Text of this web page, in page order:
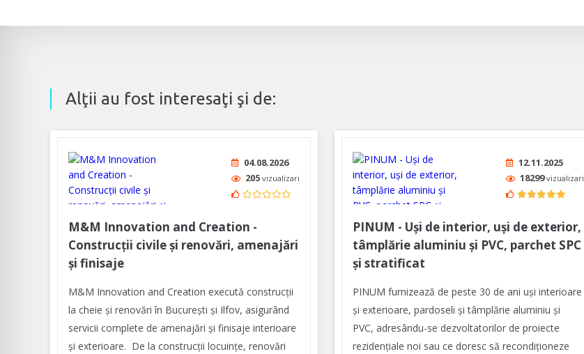
Alţii au fost interesaţi şi de:
04.08.2026
205 vizualizari
M&M Innovation and Creation -
Construcții civile și renovări, amenajări
și finisaje
M&M Innovation and Creation execută construcții
la cheie și renovări în București și Ilfov, asigurând
servicii complete de amenajări și finisaje interioare
și exterioare. De la construcții locuințe, renovări
12.11.2025
18299vizualizari
PINUM - Uși de interior, uși de exterior,
tâmplărie aluminiu şi PVC, parchet SPC
și stratificat
PINUM furnizează de peste 30 de ani uși interioare
şi exterioare, pardoseli şi tâmplărie aluminiu şi
PVC, adresându-se dezvoltatorilor de proiecte
rezidențiale noi sau ce doresc să recondiționeze